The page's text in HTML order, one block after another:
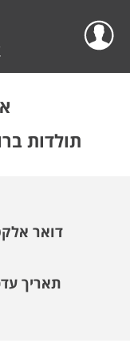
הפרוייקטים
התנתק
תולדות
דואר
תאריך